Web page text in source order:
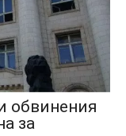
обвинения
за